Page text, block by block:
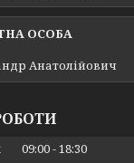
Анатолійович
09:00 18:30